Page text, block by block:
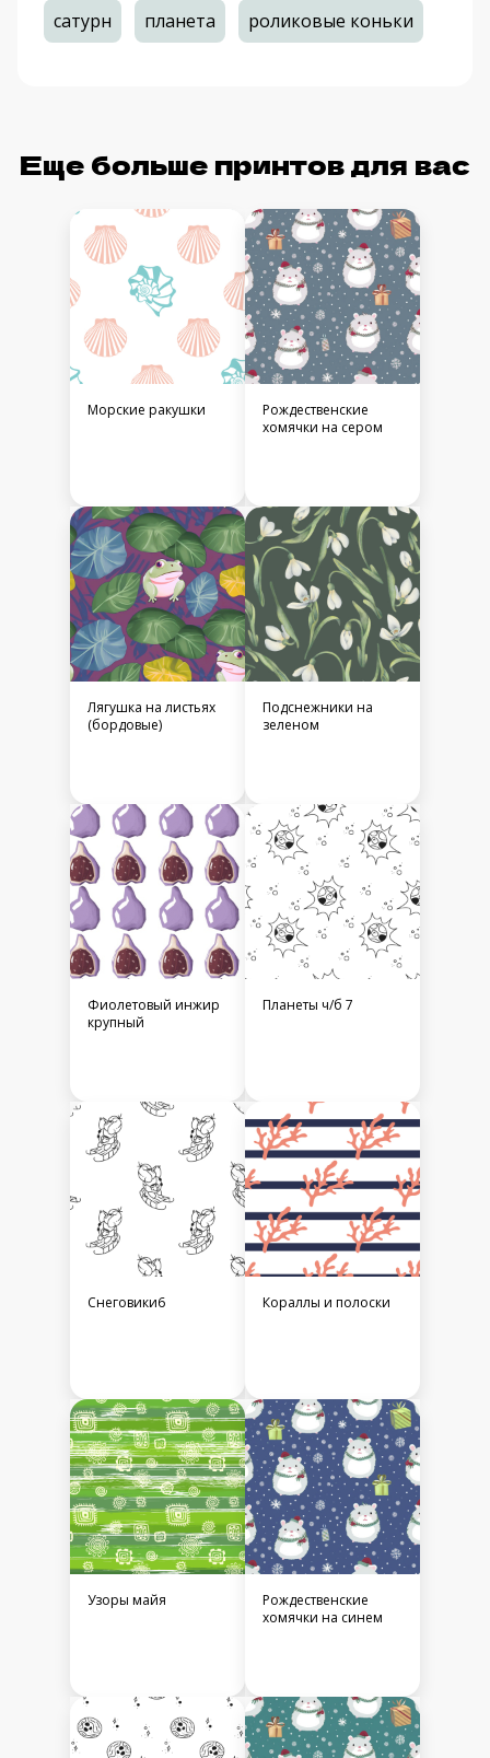
сатурн планета роликовые коньки
Еще больше принтов для вас
Морские ракушки
Рождественские
хомячки на сером
Лягушка на листьях
(бордовые)
Подснежники на
зеленом
Фиолетовый инжир
крупный
Планеты ч/б 7
Снеговики6 Кораллы и полоски
Узоры майя
Рождественские
хомячки на синем